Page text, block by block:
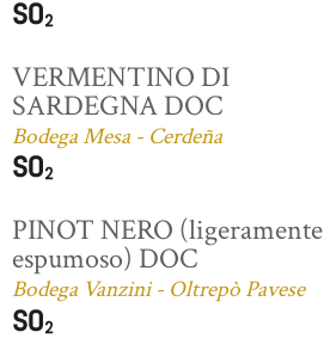
VERMENTINO DI
SARDEGNA DOC
Bodega Mesa - Cerdeña
PINOT NERO (ligeramente
espumoso) DOC
Bodega Vanzini - Oltrepò Pavese